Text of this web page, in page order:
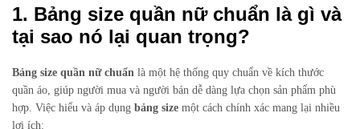
1. Bảng size quần nữ chuẩn là gì và
tại sao nó lại quan trọng?
Bảng size quần nữ chuẩn là một hệ thống quy chuẩn về kích thước
quần áo, giúp người mua và người bán dễ dàng lựa chọn sản phẩm phù
hợp. Việc hiểu và áp dụng bảng size một cách chính xác mang lại nhiều
lợi ích: